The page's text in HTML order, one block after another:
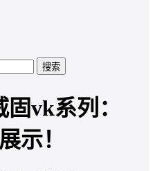
搜索
vk系列：
示！